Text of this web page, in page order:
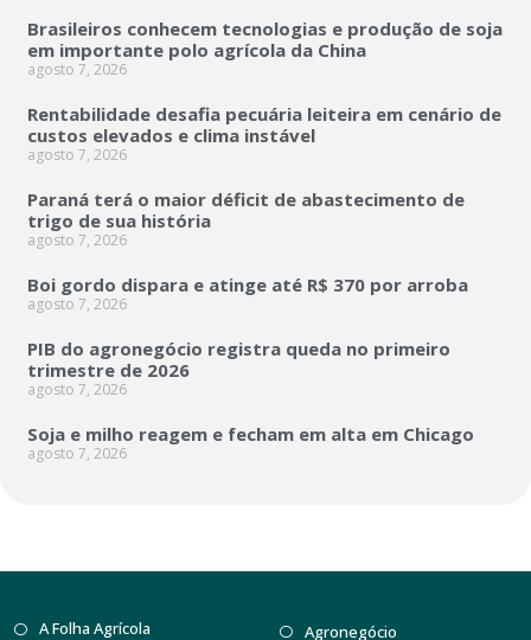
Brasileiros conhecem tecnologias e produção de soja
em importante polo agrícola da China
agosto 7, 2026
Rentabilidade desafia pecuária leiteira em cenário de
custos elevados e clima instável
agosto 7, 2026
Paraná terá o maior déficit de abastecimento de
trigo de sua história
agosto 7, 2026
Boi gordo dispara e atinge até R$ 370 por arroba
agosto 7, 2026
PIB do agronegócio registra queda no primeiro
trimestre de 2026
agosto 7, 2026
Soja e milho reagem e fecham em alta em Chicago
agosto 7, 2026
A Folha Agrícola Agronegócio